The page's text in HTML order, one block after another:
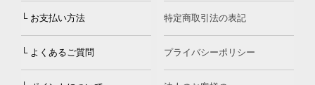
└ お支払い方法
└ よくあるご質問
特定商取引法の表記
プライバシーポリシー